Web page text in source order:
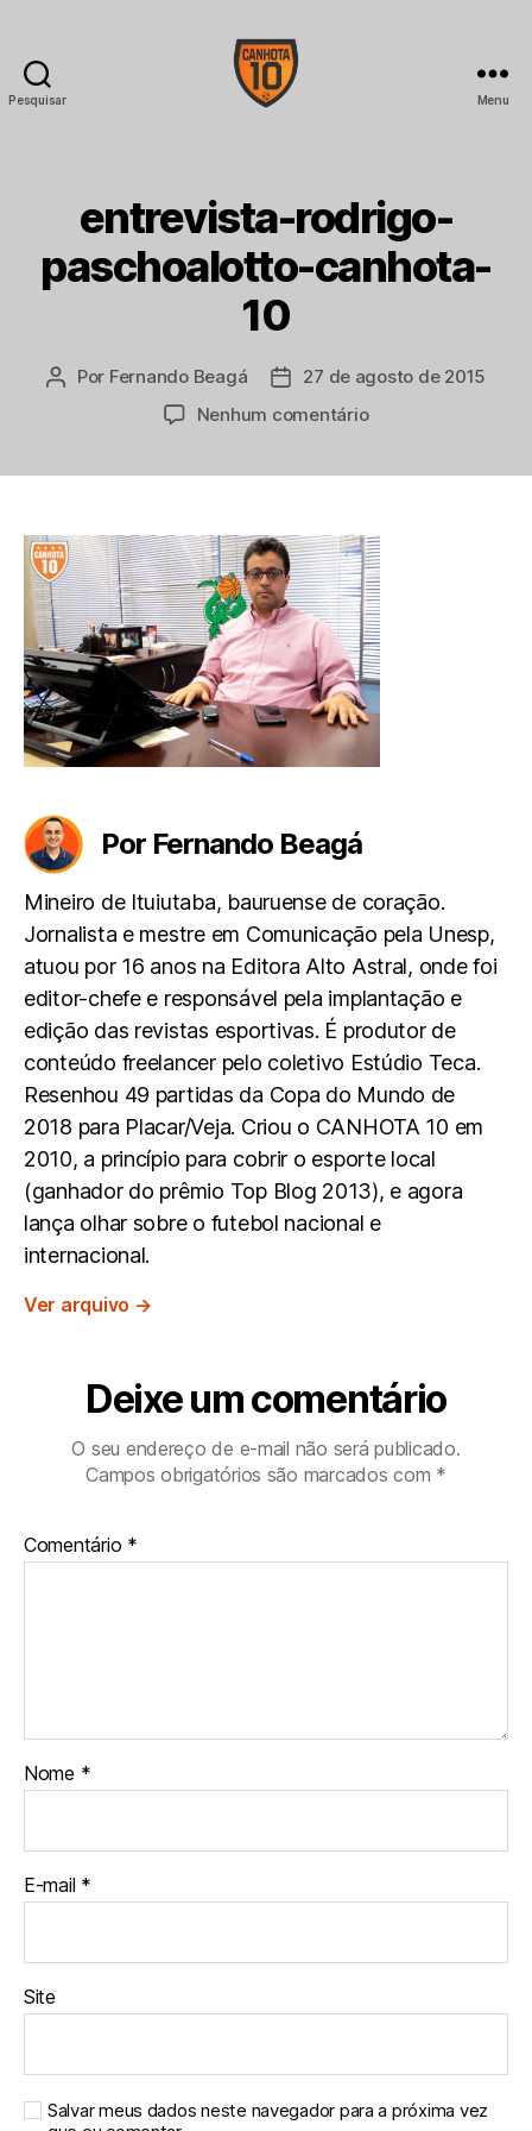
Pesquisar Menu
entrevista-rodrigo-
paschoalotto-canhota-
10
Autor
Por Fernando Beagá
Data27 de agosto de 2015
Nenhum comentárioem
10
Por Fernando Beagá
Mineiro de Ituiutaba, bauruense de coração.
Jornalista e mestre em Comunicação pela Unesp,
atuou por 16 anos na Editora Alto Astral, onde foi
editor-chefe e responsável pela implantação e
edição das revistas esportivas. É produtor de
conteúdo freelancer pelo coletivo Estúdio Teca.
Resenhou 49 partidas da Copa do Mundo de
2018 para Placar/Veja. Criou o CANHOTA 10 em
2010, a princípio para cobrir o esporte local
(ganhador do prêmio Top Blog 2013), e agora
lança olhar sobre o futebol nacional e
internacional.
Ver arquivo →
Deixe um comentário
O seu endereço de e-mail não será publicado.
Campos obrigatórios são marcados com *
Comentário *
Nome *
E-mail *
Site
Salvar meus dados neste navegador para a próxima vez